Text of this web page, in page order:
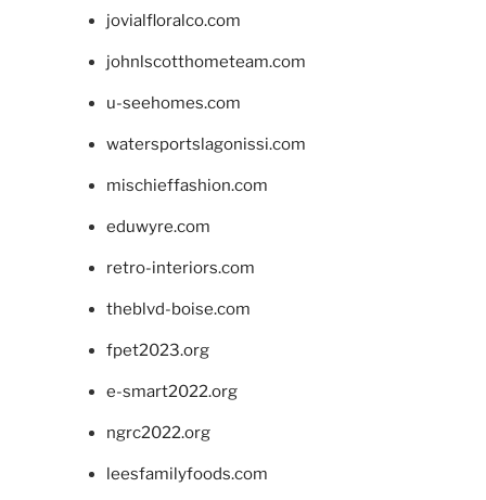
jovialfloralco.com
johnlscotthometeam.com
u-seehomes.com
watersportslagonissi.com
mischieffashion.com
eduwyre.com
retro-interiors.com
theblvd-boise.com
fpet2023.org
e-smart2022.org
ngrc2022.org
leesfamilyfoods.com